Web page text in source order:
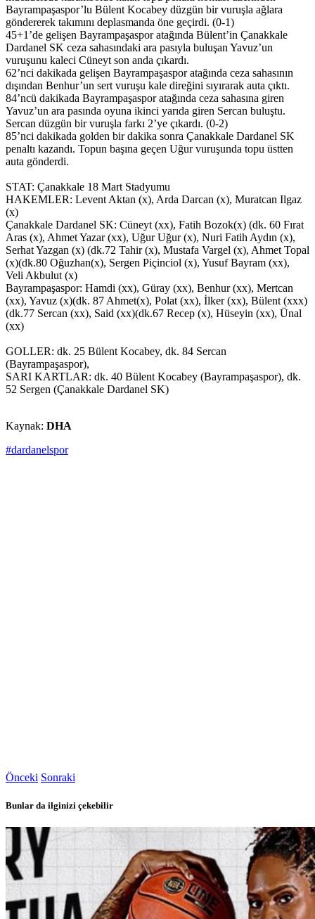
Bayrampaşaspor’lu Bülent Kocabey düzgün bir vuruşla ağlara
göndererek takımını deplasmanda öne geçirdi. (0-1)
45+1’de gelişen Bayrampaşaspor atağında Bülent’in Çanakkale
Dardanel SK ceza sahasındaki ara pasıyla buluşan Yavuz’un
vuruşunu kaleci Cüneyt son anda çıkardı.
62’nci dakikada gelişen Bayrampaşaspor atağında ceza sahasının
dışından Benhur’un sert vuruşu kale direğini sıyırarak auta çıktı.
84’ncü dakikada Bayrampaşaspor atağında ceza sahasına giren
Yavuz’un ara pasında oyuna ikinci yarıda giren Sercan buluştu.
Sercan düzgün bir vuruşla farkı 2’ye çıkardı. (0-2)
85’nci dakikada golden bir dakika sonra Çanakkale Dardanel SK
penaltı kazandı. Topun başına geçen Uğur vuruşunda topu üstten
auta gönderdi.
STAT: Çanakkale 18 Mart Stadyumu
HAKEMLER: Levent Aktan (x), Arda Darcan (x), Muratcan Ilgaz
(x)
Çanakkale Dardanel SK: Cüneyt (xx), Fatih Bozok(x) (dk. 60 Fırat
Aras (x), Ahmet Yazar (xx), Uğur Uğur (x), Nuri Fatih Aydın (x),
Serhat Yazgan (x) (dk.72 Tahir (x), Mustafa Vargel (x), Ahmet Topal
(x)(dk.80 Oğuzhan(x), Sergen Piçinciol (x), Yusuf Bayram (xx),
Veli Akbulut (x)
Bayrampaşaspor: Hamdi (xx), Güray (xx), Benhur (xx), Mertcan
(xx), Yavuz (x)(dk. 87 Ahmet(x), Polat (xx), İlker (xx), Bülent (xxx)
(dk.77 Sercan (xx), Said (xx)(dk.67 Recep (x), Hüseyin (xx), Ünal
(xx)
GOLLER: dk. 25 Bülent Kocabey, dk. 84 Sercan
(Bayrampaşaspor),
SARI KARTLAR: dk. 40 Bülent Kocabey (Bayrampaşaspor), dk.
52 Sergen (Çanakkale Dardanel SK)
Kaynak: DHA
#dardanelspor
Önceki Sonraki
Bunlar da ilginizi çekebilir